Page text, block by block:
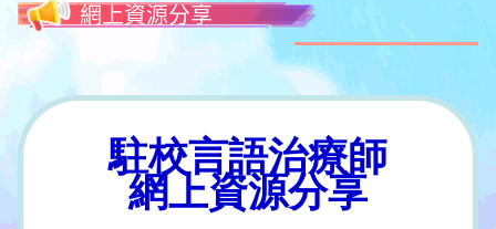
網上資源分享
駐校言語治療師
網上資源分享